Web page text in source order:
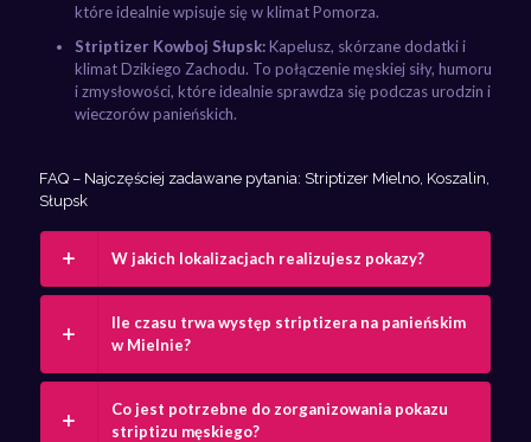
które idealnie wpisuje się w klimat Pomorza.
Striptizer Kowboj Słupsk:Kapelusz, skórzane dodatki i
klimat Dzikiego Zachodu. To połączenie męskiej siły, humoru
i zmysłowości, które idealnie sprawdza się podczas urodzin i
wieczorów panieńskich.
FAQ – Najczęściej zadawane pytania: Striptizer Mielno, Koszalin,
Słupsk
W jakich lokalizacjach realizujesz pokazy?
Ile czasu trwa występ striptizera na panieńskim
w Mielnie?
Co jest potrzebne do zorganizowania pokazu
striptizu męskiego?